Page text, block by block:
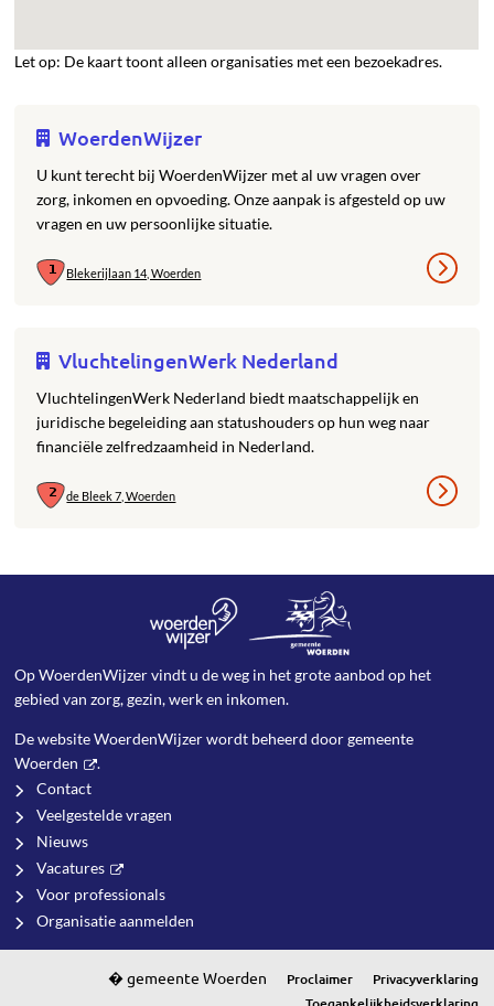
Let op: De kaart toont alleen organisaties met een bezoekadres.
WoerdenWijzer
U kunt terecht bij WoerdenWijzer met al uw vragen over
zorg, inkomen en opvoeding. Onze aanpak is afgesteld op uw
vragen en uw persoonlijke situatie.
Blekerijlaan 14, Woerden
VluchtelingenWerk Nederland
VluchtelingenWerk Nederland biedt maatschappelijk en
juridische begeleiding aan statushouders op hun weg naar
financiële zelfredzaamheid in Nederland.
de Bleek 7, Woerden
Op WoerdenWijzer vindt u de weg in het grote aanbod op het
gebied van zorg, gezin, werk en inkomen.
De website WoerdenWijzer wordt beheerd doorgemeente
Woerden
.
Contact
Veelgestelde vragen
Nieuws
Vacatures
Voor professionals
Organisatie aanmelden
Proclaimer
Privacyverklaring